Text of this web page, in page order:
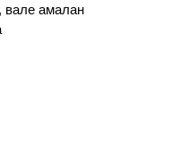
вале амалан